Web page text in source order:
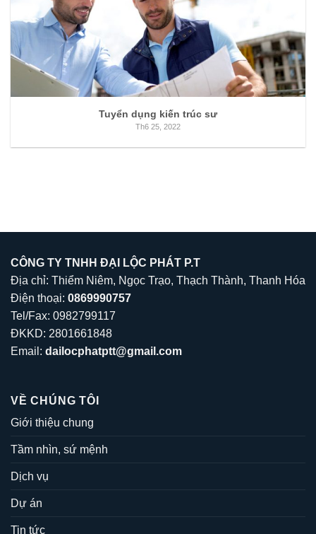
Tuyển dụng kiến trúc sư
Th6 25, 2022
CÔNG TY TNHH ĐẠI LỘC PHÁT P.T
Địa chỉ: Thiểm Niêm, Ngọc Trạo, Thạch Thành, Thanh Hóa
Điện thoại: 0869990757
Tel/Fax: 0982799117
ĐKKD: 2801661848
Email: dailocphatptt@gmail.com
VỀ CHÚNG TÔI
Giới thiệu chung
Tầm nhìn, sứ mệnh
Dịch vụ
Dự án
Tin tức